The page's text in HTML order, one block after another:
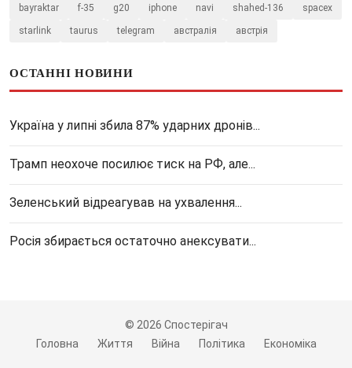
bayraktar f-35 g20 iphone navi shahed-136 spacex
starlink taurus telegram австралія австрія
ОСТАННІ НОВИНИ
Україна у липні збила 87% ударних дронів...
Трамп неохоче посилює тиск на РФ, але...
Зеленський відреагував на ухвалення...
Росія збирається остаточно анексувати...
© 2026 Спостерігач
Головна
Життя Війна Політика Економіка